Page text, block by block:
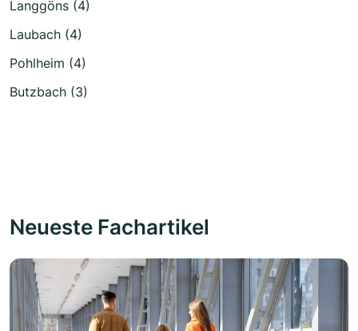
Langgöns (4)
Laubach (4)
Pohlheim (4)
Butzbach (3)
Neueste Fachartikel